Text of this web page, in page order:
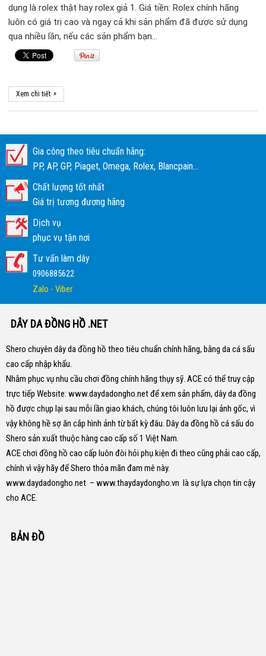
dụng là rolex thật hay rolex giả 1. Giá tiền: Rolex chính hãng
luôn có giá trị cao và ngay cả khi sản phẩm đã được sử dụng
qua nhiều lần, nếu các sản phẩm bạn…
Xem chi tiết »
Gia công theo tiêu chuẩn hãng:
PP, AP, GP, Piaget, Omega, Rolex, Blancpain...
Chất lượng tốt nhất
Giá trị tương đương hãng
Dịch vụ
phục vụ tận nơi
Tư vấn làm dây
0906885622
Zalo - Viber
DÂY DA ĐỒNG HỒ .NET
Shero chuyên dây da đồng hồ theo tiêu chuẩn chính hãng, bằng da cá sấu
cao cấp nhập khẩu.
Nhằm phục vụ nhu cầu chơi đồng chính hãng thụy sỹ. ACE có thể truy cập
trực tiếp Website: www.daydadongho.netđể xem sản phẩm, dây da đồng
hồ được chụp lại sau mỗi lần giao khách, chúng tôi luôn lưu lại ảnh gốc, vì
vậy không hề sợ ăn cắp hình ảnh từ bất kỳ đâu. Dây da đồng hồ cá sấu do
Shero sản xuất thuộc hàng cao cấp số 1 Việt Nam.
ACE chơi đồng hồ cao cấp luôn đòi hỏi phụ kiện đi theo cũng phải cao cấp,
chính vì vậy hãy để Shero thỏa mãn đam mê này.
www.daydadongho.net – www.thaydaydongho.vn là sự lựa chọn tin cậy
cho ACE.
BẢN ĐỒ